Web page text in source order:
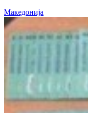
Македонија